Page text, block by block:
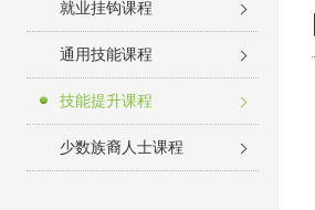
就业挂钩课程
通用技能课程
技能提升课程
少数族裔人士课程